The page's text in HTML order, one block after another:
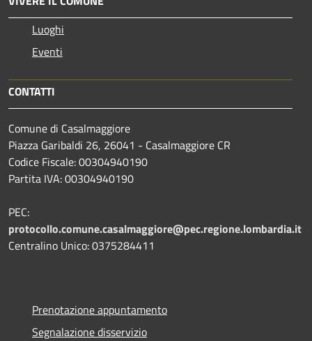
Luoghi
Eventi
CONTATTI
Comune di Casalmaggiore
Piazza Garibaldi 26, 26041 - Casalmaggiore CR
Codice Fiscale: 00304940190
Partita IVA: 00304940190
PEC:
protocollo.comune.casalmaggiore@pec.regione.lombardia.it
Centralino Unico: 0375284411
Prenotazione appuntamento
Segnalazione disservizio